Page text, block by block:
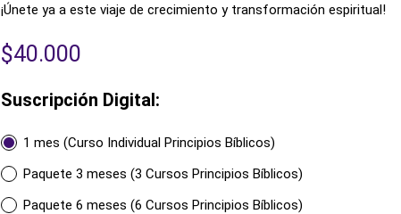
¡Únete ya a este viaje de crecimiento y transformación espiritual!
$40.000
Suscripción Digital:
1 mes (Curso Individual Principios Bíblicos)
Paquete 3 meses (3 Cursos Principios Bíblicos)
Paquete 6 meses (6 Cursos Principios Bíblicos)